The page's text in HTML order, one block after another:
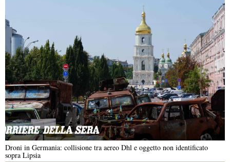
Droni in Germania: collisione tra aereo Dhl e oggetto non identificato
sopra Lipsia